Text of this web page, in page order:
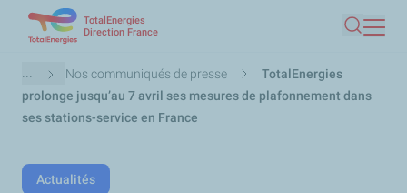
contenu
principal
TotalEnergies
Direction France
Fil
d'Ariane
... Nos communiqués de presse
TotalEnergies
prolonge jusqu’au 7 avril ses mesures de plafonnement dans
ses stations-service en France
Actualités